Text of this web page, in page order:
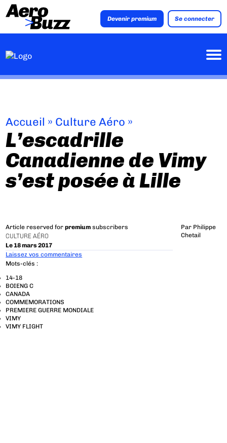
Devenir premium Se connecter
Accueil » Culture Aéro »
L’escadrille
Canadienne de Vimy
s’est posée à Lille
Article reserved forpremium subscribers
CULTURE AÉRO
Le 18 mars 2017
Par Philippe
Chetail
Laissez vos commentaires
Mots-clés :
14-18
BOIENG C
CANADA
COMMEMORATIONS
PREMIERE GUERRE MONDIALE
VIMY
VIMY FLIGHT